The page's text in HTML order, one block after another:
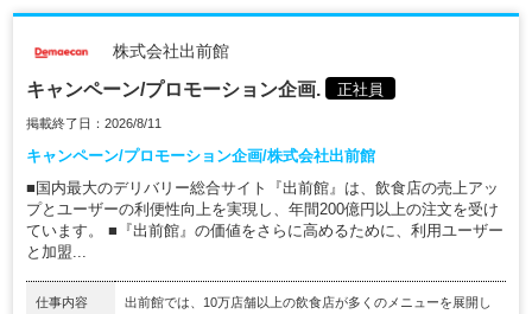
株式会社出前館
キャンペーン/プロモーション企画. 正社員
掲載終了日：2026/8/11
キャンペーン/プロモーション企画/株式会社出前館
■国内最大のデリバリー総合サイト『出前館』は、飲食店の売上アッ
プとユーザーの利便性向上を実現し、年間200億円以上の注文を受け
ています。 ■『出前館』の価値をさらに高めるために、利用ユーザー
と加盟...
仕事内容
出前館では、10万店舗以上の飲食店が多くのメニューを展開し